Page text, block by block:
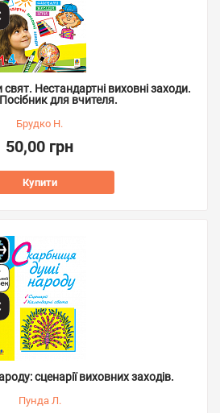
свят. Нестандартні виховні заходи.
для вчителя.
Брудко Н.
50,00 грн
Купити
сценарії виховних заходів.
Пунда Л.